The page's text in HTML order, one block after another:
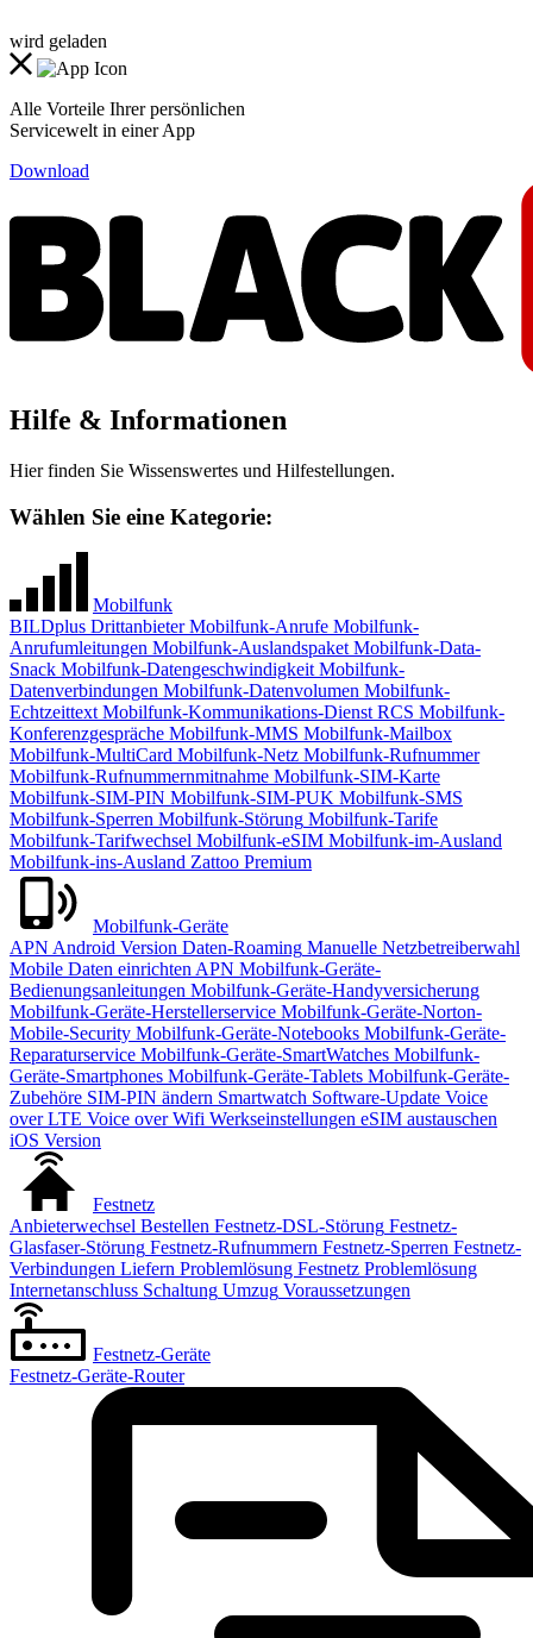
wird geladen
Alle Vorteile Ihrer persönlichen
Servicewelt in einer App
Download
Hilfe & Informationen
Hier finden Sie Wissenswertes und Hilfestellungen.
Wählen Sie eine Kategorie:
Mobilfunk
BILDplus DrittanbieterMobilfunk-Anrufe Mobilfunk-
Anrufumleitungen Mobilfunk-Auslandspaket Mobilfunk-Data-
Snack Mobilfunk-Datengeschwindigkeit Mobilfunk-
Datenverbindungen Mobilfunk-Datenvolumen Mobilfunk-
Echtzeittext Mobilfunk-Kommunikations-Dienst RCS Mobilfunk-
Konferenzgespräche Mobilfunk-MMS Mobilfunk-Mailbox
Mobilfunk-MultiCard Mobilfunk-Netz Mobilfunk-Rufnummer
Mobilfunk-Rufnummernmitnahme Mobilfunk-SIM-Karte
Mobilfunk-SIM-PIN Mobilfunk-SIM-PUK Mobilfunk-SMS
Mobilfunk-Sperren Mobilfunk-Störung Mobilfunk-Tarife
Mobilfunk-Tarifwechsel Mobilfunk-eSIM Mobilfunk-im-Ausland
Mobilfunk-ins-Ausland Zattoo Premium
Mobilfunk-Geräte
APN Android Version Daten-Roaming Manuelle Netzbetreiberwahl
Mobile Daten einrichten APN Mobilfunk-Geräte-
Bedienungsanleitungen Mobilfunk-Geräte-Handyversicherung
Mobilfunk-Geräte-Herstellerservice Mobilfunk-Geräte-Norton-
Mobile-Security Mobilfunk-Geräte-Notebooks Mobilfunk-Geräte-
Reparaturservice Mobilfunk-Geräte-SmartWatches Mobilfunk-
Geräte-Smartphones Mobilfunk-Geräte-Tablets Mobilfunk-Geräte-
Zubehöre SIM-PIN ändern Smartwatch Software-Update Voice
over LTE Voice over Wifi Werkseinstellungen eSIM austauschen
iOS Version
Festnetz
Anbieterwechsel Bestellen Festnetz-DSL-Störung Festnetz-
Glasfaser-Störung Festnetz-Rufnummern Festnetz-Sperren Festnetz-
Verbindungen Liefern Problemlösung Festnetz Problemlösung
Internetanschluss Schaltung Umzug Voraussetzungen
Festnetz-Geräte
Festnetz-Geräte-Router